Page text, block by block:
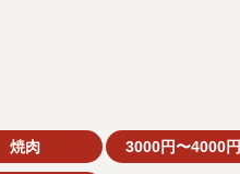
焼肉 3000円〜4000円